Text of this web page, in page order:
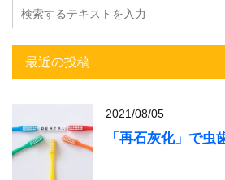
最近の投稿
2021/08/05
「再石灰化」で虫